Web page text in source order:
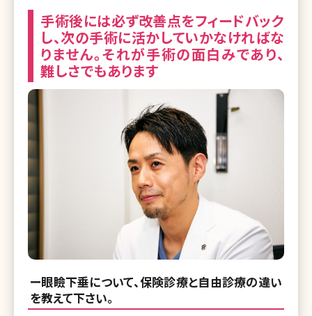
手術後には必ず改善点をフィードバック
し、次の手術に活かしていかなければな
りません。それが手術の面白みであり、
難しさでもあります
ー眼瞼下垂について、保険診療と自由診療の違い
を教えて下さい。